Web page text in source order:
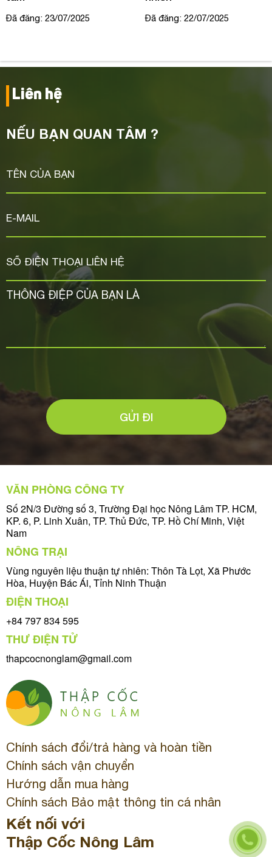
Đã đăng: 23/07/2025 Đã đăng: 22/07/2025
Liên hệ
NẾU BẠN QUAN TÂM ?
GỬI ĐI
VĂN PHÒNG CÔNG TY
Số 2N/3 Đường số 3, Trường Đại học Nông Lâm TP. HCM,
KP. 6, P. Linh Xuân, TP. Thủ Đức, TP. Hồ Chí Minh, Việt
Nam
NÔNG TRẠI
Vùng nguyên liệu thuận tự nhiên: Thôn Tà Lọt, Xã Phước
Hòa, Huyện Bác Ái, Tỉnh Ninh Thuận
ĐIỆN THOẠI
+84 797 834 595
THƯ ĐIỆN TỬ
thapcocnonglam@gmail.com
Chính sách đổi/trả hàng và hoàn tiền
Chính sách vận chuyển
Hướng dẫn mua hàng
Chính sách Bảo mật thông tin cá nhân
Kết nối với
Thập Cốc Nông Lâm